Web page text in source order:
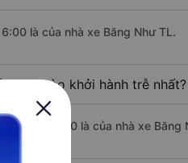
là của nhà xe Băng Như TL.
Trị nào khởi hành trễ nhất?
lúc 17:00 là của nhà xe Băng